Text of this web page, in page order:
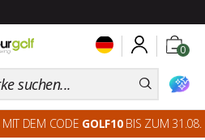
0
MIT DEM CODE GOLF10BIS ZUM 31.08.